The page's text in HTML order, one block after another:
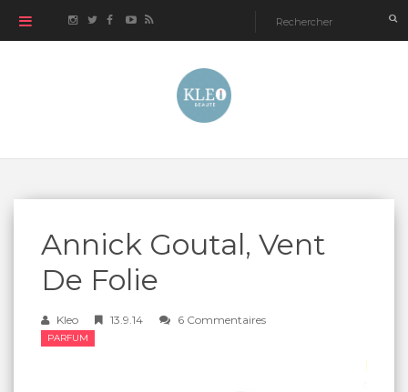
Annick Goutal, Vent
De Folie
Kleo 13.9.14 6 Commentaires
PARFUM